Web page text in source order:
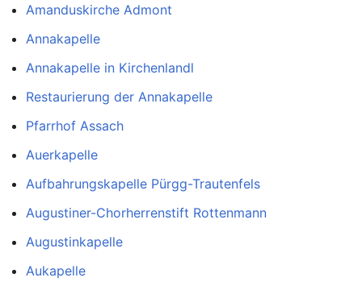
Amanduskirche Admont
Annakapelle
Annakapelle in Kirchenlandl
Restaurierung der Annakapelle
Pfarrhof Assach
Auerkapelle
Aufbahrungskapelle Pürgg-Trautenfels
Augustiner-Chorherrenstift Rottenmann
Augustinkapelle
Aukapelle